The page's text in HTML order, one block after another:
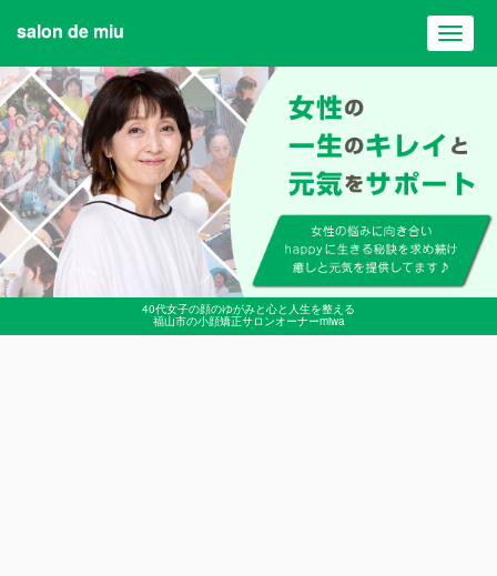
40代女子の顔のゆがみと心と人生を整える
福山市の小顔矯正サロンオーナーmiwa
salon de miu